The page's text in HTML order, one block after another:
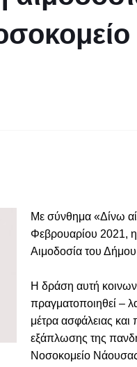
Με σύνθημα «Δίνω
Φεβρουαρίου 2021, η
Αιμοδοσία του
Η δράση αυτή
πραγματοποιηθεί –
μέτρα ασφάλειας
εξάπλωσης της
Νοσοκομείο